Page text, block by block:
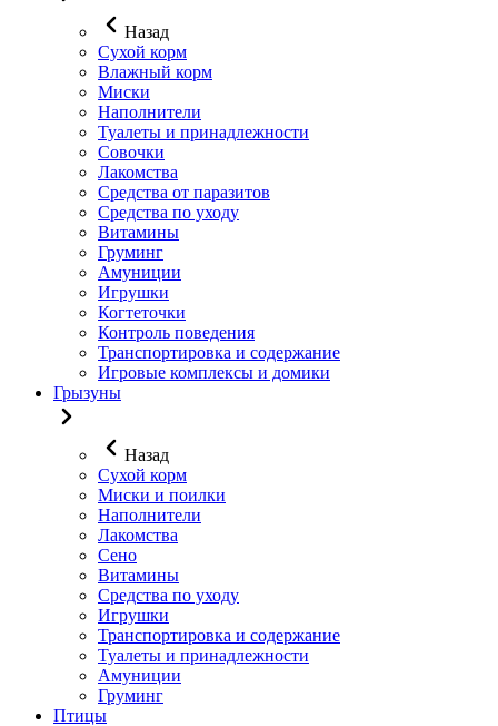
Назад
Сухой корм
Влажный корм
Миски
Наполнители
Туалеты и принадлежности
Совочки
Лакомства
Средства от паразитов
Средства по уходу
Витамины
Груминг
Амуниции
Игрушки
Когтеточки
Контроль поведения
Транспортировка и содержание
Игровые комплексы и домики
Грызуны
Назад
Сухой корм
Миски и поилки
Наполнители
Лакомства
Сено
Витамины
Средства по уходу
Игрушки
Транспортировка и содержание
Туалеты и принадлежности
Амуниции
Груминг
Птицы